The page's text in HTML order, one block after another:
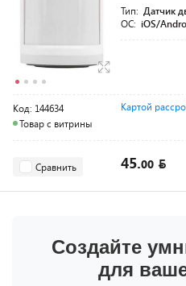
Тип: Датчик
ОС: iOS/
Код: 144634
Товар с витрины
Картой
Сравнить 45.00
Создайте
для